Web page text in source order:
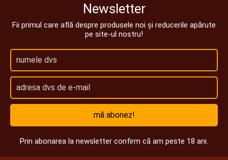
Newsletter
Fii primul care află despre produsele noi și reducerile apărute
pe site-ul nostru!
mă abonez!
Prin abonarea la newsletter confirm că am peste 18 ani.